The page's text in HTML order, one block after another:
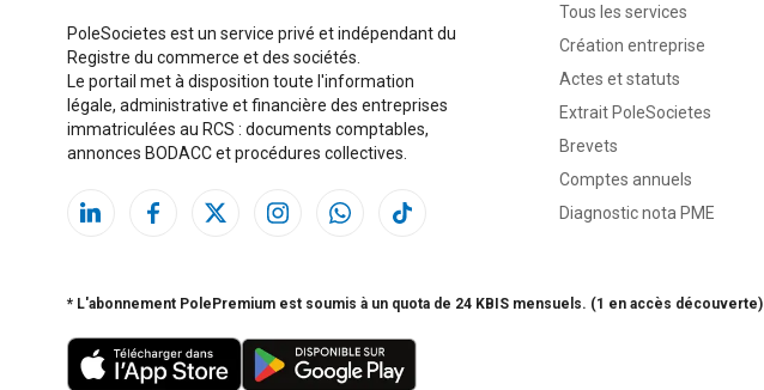
PoleSocietes est un service privé et indépendant du
Registre du commerce et des sociétés.
Le portail met à disposition toute l'information
légale, administrative et financière des entreprises
immatriculées au RCS : documents comptables,
annonces BODACC et procédures collectives.
Tous les services
Création entreprise
Actes et statuts
Extrait PoleSocietes
Brevets
Comptes annuels
Diagnostic nota PME
* L'abonnement PolePremium est soumis à un quota de 24 KBIS mensuels. (1 en accès découverte)